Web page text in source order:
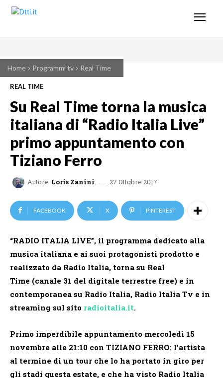
Home Programmi tv Real Time
REAL TIME
Su Real Time torna la musica
italiana di “Radio Italia Live”
primo appuntamento con
Tiziano Ferro
Autore Loris Zanini 27 Ottobre 2017
FACEBOOK X PINTEREST
“RADIO ITALIA LIVE”, il programma dedicato alla
musica italiana e ai suoi protagonisti prodotto e
realizzato da Radio Italia, torna su Real
Time (canale 31 del digitale terrestre free) e in
contemporanea su Radio Italia, Radio Italia Tv e in
streaming sul sito radioitalia.it.
Primo imperdibile appuntamento mercoledì 15
novembre alle 21:10 con TIZIANO FERRO: l’artista
al termine di un tour che lo ha portato in giro per
gli stadi questa estate, e che ha visto Radio Italia